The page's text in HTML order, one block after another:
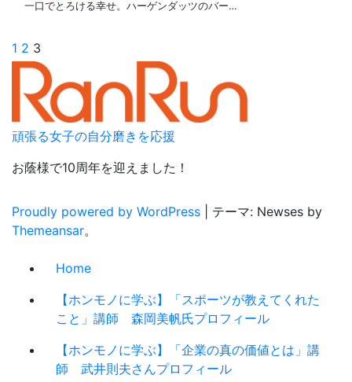
一口でとろける幸せ。ハーゲンダッツのバー…
投
の
ペ
ー
ジ
送
り
1 2 3
頑張る女子の自分磨きを応援
お蔭様で10周年を迎えました！
Proudly powered by WordPress
テーマ: Newses by
Themeansar。
Home
【ホンモノに学ぶ】「スポーツが教えてくれた
こと」講師 森岡美帆氏プロフィール
【ホンモノに学ぶ】「企業の真の価値とは」講
師 武井則夫さんプロフィール